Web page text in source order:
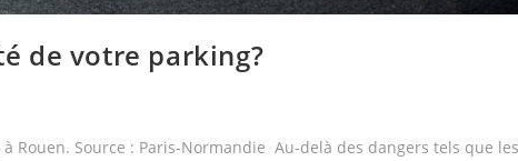
de votre parking?
Rouen. Source : Paris-Normandie Au-delà des dangers tels que les